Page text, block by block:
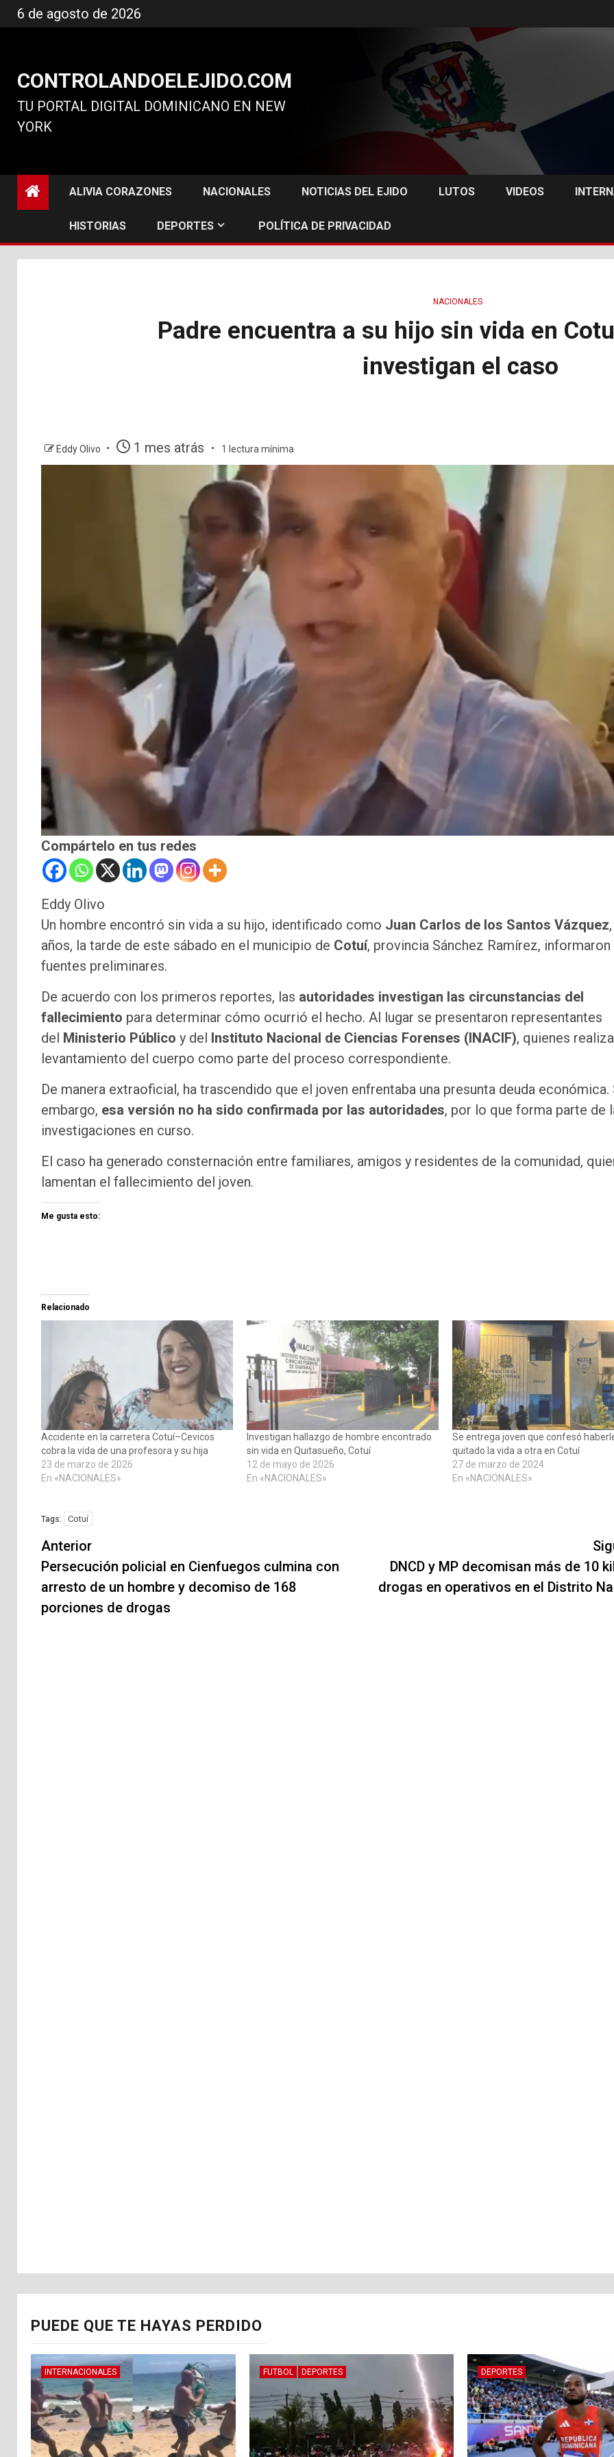
al
6 de agosto de 2026
CONTROLANDOELEJIDO.COM
TU PORTAL DIGITAL DOMINICANO EN NEW
YORK
ALIVIA CORAZONES NACIONALES NOTICIAS DEL EJIDO LUTOS VIDEOS
HISTORIAS DEPORTES POLÍTICA DE PRIVACIDAD
NACIONALES
Padre encuentra a su hijo sin vida en
investigan el caso
Eddy Olivo 1 mes atrás 1 lectura mínima
Compártelo en tus redes
Eddy Olivo
Un hombre encontró sin vida a su hijo, identificado como Juan Carlos de los Santos Vázquez
años, la tarde de este sábado en el municipio de Cotuí, provincia Sánchez Ramírez, informaron
fuentes preliminares.
De acuerdo con los primeros reportes, las autoridades investigan las circunstancias del
fallecimiento para determinar cómo ocurrió el hecho. Al lugar se presentaron representantes
del Ministerio Público y del Instituto Nacional de Ciencias Forenses (INACIF), quienes
levantamiento del cuerpo como parte del proceso correspondiente.
De manera extraoficial, ha trascendido que el joven enfrentaba una presunta deuda económica.
embargo, esa versión no ha sido confirmada por las autoridades, por lo que forma parte de
investigaciones en curso.
El caso ha generado consternación entre familiares, amigos y residentes de la comunidad,
lamentan el fallecimiento del joven.
Me gusta esto:
Relacionado
Accidente en la carretera Cotuí–Cevicos
cobra la vida de una profesora y su hija
23 de marzo de 2026
En «NACIONALES»
Investigan hallazgo de hombre encontrado
sin vida en Quitasueño, Cotuí
12 de mayo de 2026
En «NACIONALES»
Se entrega joven que confesó
quitado la vida a otra en Cotuí
27 de marzo de 2024
En «NACIONALES»
Tags: Cotuí
Navegación
de
entradas
Anterior
Persecución policial en Cienfuegos culmina con
arresto de un hombre y decomiso de 168
porciones de drogas
DNCD y MP decomisan más de 10
drogas en operativos en el Distrito
PUEDE QUE TE HAYAS PERDIDO
INTERNACIONALES FUTBOL DEPORTES DEPORTES